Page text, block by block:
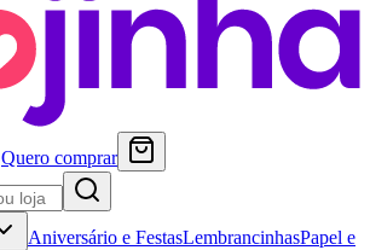
Quero comprar
Aniversário e FestasLembrancinhasPapel e